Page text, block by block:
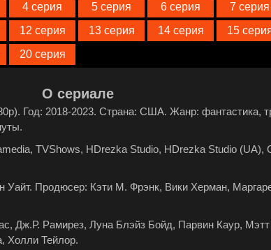
4 серия 5 серия 6 серия 7 серия
12 серия 13 серия 14 серия 15
20 серия
О сериале
Год: 2018-2023. Страна: США. Жанр: фантастика,
TVShows, HDrezka Studio, HDrezka Studio (UA),
Уайт. Продюсер: Кэти М. Фрэнк, Вики Херман,
Дж.Р. Рамирез, Луна Блэйз Бойд, Парвин Каур, Мэтт
Холли Тейлор.